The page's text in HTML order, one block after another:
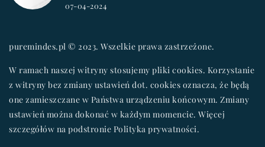
07-04-2024
puremindes.pl © 2023. Wszelkie prawa zastrzeżone.
W ramach naszej witryny stosujemy pliki cookies. Korzystanie
z witryny bez zmiany ustawień dot. cookies oznacza, że będą
one zamieszczane w Państwa urządzeniu końcowym. Zmiany
ustawień można dokonać w każdym momencie. Więcej
szczegółów na podstronie Polityka prywatności.